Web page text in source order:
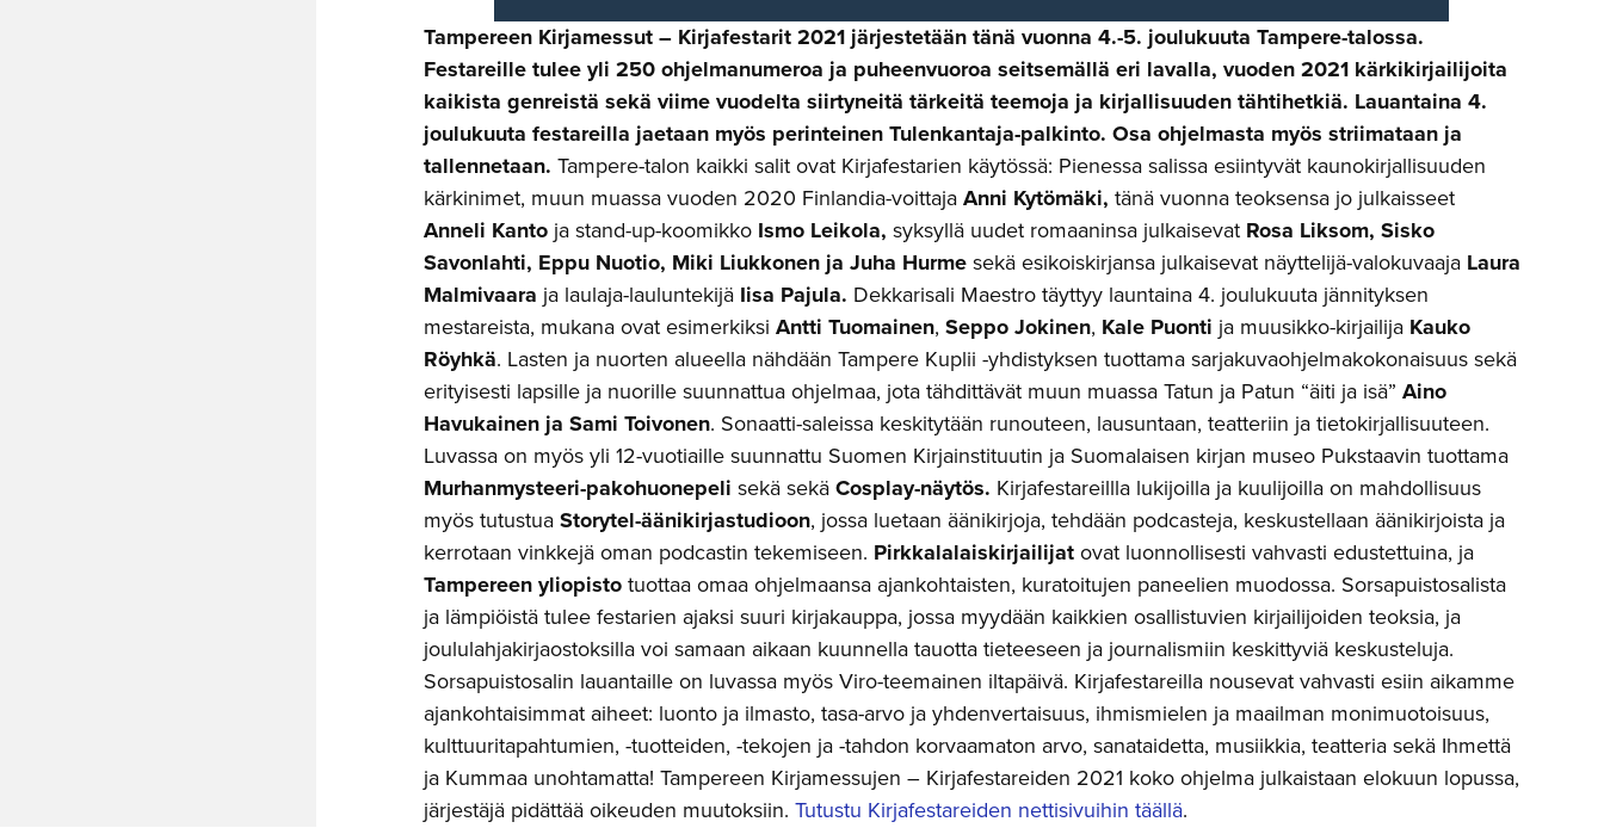
Tampereen Kirjamessut – Kirjafestarit 2021 järjestetään tänä vuonna 4.-5. joulukuuta Tampere-talossa.
Festareille tulee yli 250 ohjelmanumeroa ja puheenvuoroa seitsemällä eri lavalla, vuoden 2021 kärkikirjailijoita
kaikista genreistä sekä viime vuodelta siirtyneitä tärkeitä teemoja ja kirjallisuuden tähtihetkiä. Lauantaina 4.
joulukuuta festareilla jaetaan myös perinteinen Tulenkantaja-palkinto. Osa ohjelmasta myös striimataan ja
tallennetaan. Tampere-talon kaikki salit ovat Kirjafestarien käytössä: Pienessa salissa esiintyvät kaunokirjallisuuden
kärkinimet, muun muassa vuoden 2020 Finlandia-voittajaAnni Kytömäki, tänä vuonna teoksensa jo julkaisseet
Anneli Kanto ja stand-up-koomikko Ismo Leikola, syksyllä uudet romaaninsa julkaisevat Rosa Liksom, Sisko
Savonlahti, Eppu Nuotio, Miki Liukkonen ja Juha Hurmesekä esikoiskirjansa julkaisevat näyttelijä-valokuvaaja Laura
Malmivaara ja laulaja-lauluntekijä Iisa Pajula. Dekkarisali Maestro täyttyy launtaina 4. joulukuuta jännityksen
mestareista, mukana ovat esimerkiksi Antti Tuomainen, Seppo Jokinen, Kale Puonti ja muusikko-kirjailija Kauko
Röyhkä. Lasten ja nuorten alueella nähdään Tampere Kuplii -yhdistyksen tuottama sarjakuvaohjelmakokonaisuus sekä
erityisesti lapsille ja nuorille suunnattua ohjelmaa, jota tähdittävät muun muassa Tatun ja Patun “äiti ja isä” Aino
Havukainen ja Sami Toivonen. Sonaatti-saleissa keskitytään runouteen, lausuntaan, teatteriin ja tietokirjallisuuteen.
Luvassa on myös yli 12-vuotiaille suunnattu Suomen Kirjainstituutin ja Suomalaisen kirjan museo Pukstaavin tuottama
Murhanmysteeri-pakohuonepeli sekä sekäCosplay-näytös. Kirjafestareillla lukijoilla ja kuulijoilla on mahdollisuus
myös tutustuaStorytel-äänikirjastudioon, jossa luetaan äänikirjoja, tehdään podcasteja, keskustellaan äänikirjoista ja
kerrotaan vinkkejä oman podcastin tekemiseen. Pirkkalalaiskirjailijatovat luonnollisesti vahvasti edustettuina, ja
Tampereen yliopistotuottaa omaa ohjelmaansa ajankohtaisten, kuratoitujen paneelien muodossa. Sorsapuistosalista
ja lämpiöistä tulee festarien ajaksi suuri kirjakauppa, jossa myydään kaikkien osallistuvien kirjailijoiden teoksia, ja
joululahjakirjaostoksilla voi samaan aikaan kuunnella tauotta tieteeseen ja journalismiin keskittyviä keskusteluja.
Sorsapuistosalin lauantaille on luvassa myös Viro-teemainen iltapäivä. Kirjafestareilla nousevat vahvasti esiin aikamme
ajankohtaisimmat aiheet: luonto ja ilmasto, tasa-arvo ja yhdenvertaisuus, ihmismielen ja maailman monimuotoisuus,
kulttuuritapahtumien, -tuotteiden, -tekojen ja -tahdon korvaamaton arvo, sanataidetta, musiikkia, teatteria sekä Ihmettä
ja Kummaa unohtamatta! Tampereen Kirjamessujen – Kirjafestareiden 2021 koko ohjelma julkaistaan elokuun lopussa,
järjestäjä pidättää oikeuden muutoksiin. Tutustu Kirjafestareiden nettisivuihin täällä.